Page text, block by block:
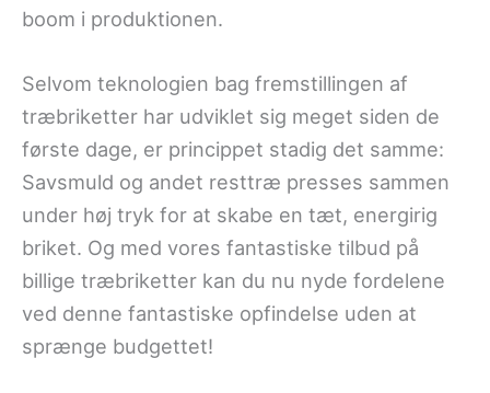
boom i produktionen.
Selvom teknologien bag fremstillingen af
træbriketter har udviklet sig meget siden de
første dage, er princippet stadig det samme:
Savsmuld og andet resttræ presses sammen
under høj tryk for at skabe en tæt, energirig
briket. Og med vores fantastiske tilbud på
billige træbriketter kan du nu nyde fordelene
ved denne fantastiske opfindelse uden at
sprænge budgettet!